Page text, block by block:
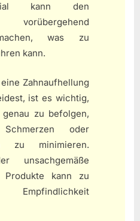
kann den
was zu
kann.
Zahnaufhellung
ist es wichtig,
zu befolgen,
oder
zu minimieren.
unsachgemäße
Produkte kann zu
Empfindlichkeit